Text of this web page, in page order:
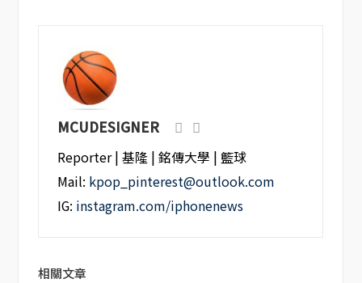
MCUDESIGNER
Reporter | 基隆 | 銘傳大學 | 籃球
Mail: kpop_pinterest@outlook.com
IG: instagram.com/iphonenews
相關文章